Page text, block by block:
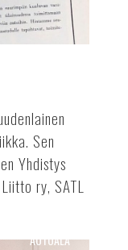
Sen
Yhdistys
ry, SATL
AUTOALA